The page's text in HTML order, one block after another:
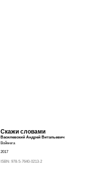
Скажи словами
Василевский Андрей Витальевич
Воймега
2017
ISBN: 978-5-7640-0213-2